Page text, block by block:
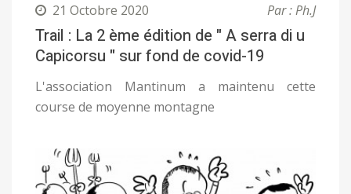
21 Octobre 2020 Par : Ph.J
Trail : La 2 ème édition de " A serra di u
Capicorsu " sur fond de covid-19
L'association Mantinum a maintenu cette
course de moyenne montagne